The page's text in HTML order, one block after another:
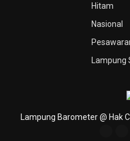
Hitam
Nasional
Lampung
Lampung Barometer @ Hak